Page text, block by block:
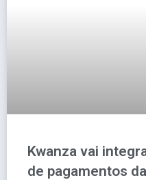
Kwanza vai
de pagamentos